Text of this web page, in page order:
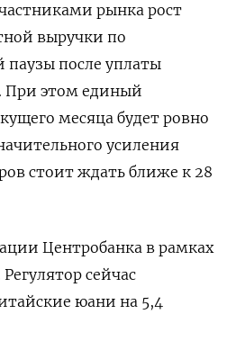
рынка рост
выручки по
паузы после уплаты
При этом единый
месяца будет ровно
усиления
стоит ждать ближе к 28
Центробанка в рамках
сейчас
юани на 5,4